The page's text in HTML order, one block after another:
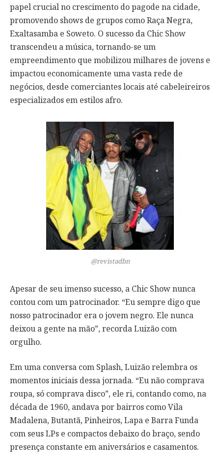
papel crucial no crescimento do pagode na cidade,
promovendo shows de grupos como Raça Negra,
Exaltasamba e Soweto. O sucesso da Chic Show
transcendeu a música, tornando-se um
empreendimento que mobilizou milhares de jovens e
impactou economicamente uma vasta rede de
negócios, desde comerciantes locais até cabeleireiros
especializados em estilos afro.
@revistadbn
Apesar de seu imenso sucesso, a Chic Show nunca
contou com um patrocinador. “Eu sempre digo que
nosso patrocinador era o jovem negro. Ele nunca
deixou a gente na mão”, recorda Luizão com
orgulho.
Em uma conversa com Splash, Luizão relembra os
momentos iniciais dessa jornada. “Eu não comprava
roupa, só comprava disco”, ele ri, contando como, na
década de 1960, andava por bairros como Vila
Madalena, Butantã, Pinheiros, Lapa e Barra Funda
com seus LPs e compactos debaixo do braço, sendo
presença constante em aniversários e casamentos.